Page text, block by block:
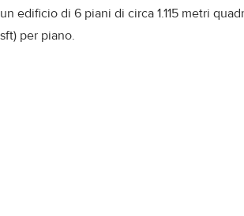
un edificio di 6 piani di circa 1.115 metri
sft) per piano.